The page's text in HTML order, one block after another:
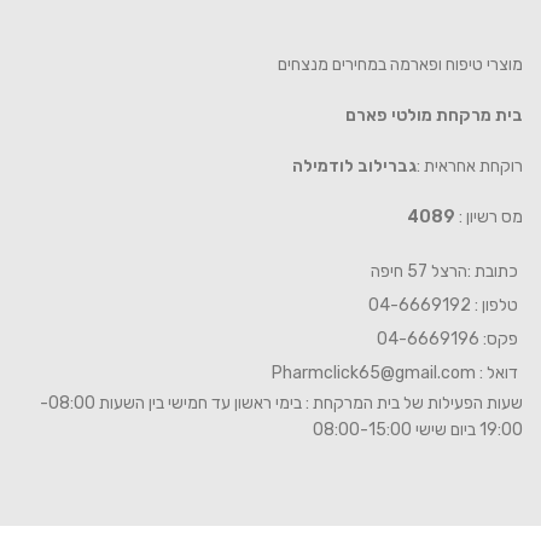
מוצרי טיפוח ופארמה במחירים מנצחים
בית מרקחת מולטי פארם
רוקחת אחראית :גברילוב לודמילה
מס רשיון : 4089
כתובת :הרצל 57 חיפה
טלפון : 04-6669192
פקס: 04-6669196
דואל : Pharmclick65@gmail.com
שעות הפעילות של בית המרקחת : בימי ראשון עד חמישי בין השעות 08:00-
19:00 ביום שישי 08:00-15:00